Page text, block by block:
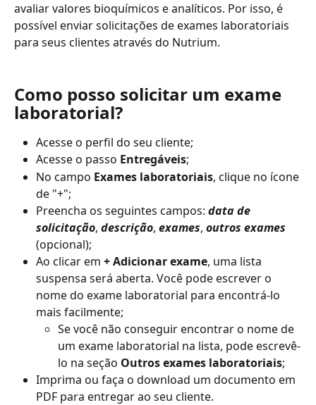
avaliar valores bioquímicos e analíticos. Por isso, é
possível enviar solicitações de exames laboratoriais
para seus clientes através do Nutrium.
Como posso solicitar um exame
laboratorial?
Acesse o perfil do seu cliente;
Acesse o passo Entregáveis;
No campo Exames laboratoriais, clique no ícone
de "+";
Preencha os seguintes campos: data de
solicitação, descrição, exames, outros exames
(opcional);
Ao clicar em + Adicionar exame, uma lista
suspensa será aberta. Você pode escrever o
nome do exame laboratorial para encontrá-lo
mais facilmente;
Se você não conseguir encontrar o nome de
um exame laboratorial na lista, pode escrevê-
lo na seção Outros exames laboratoriais;
Imprima ou faça o download um documento em
PDF para entregar ao seu cliente.